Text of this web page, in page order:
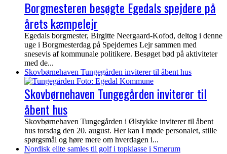
Borgmesteren besøgte Egedals spejdere på
årets kæmpelejr
Egedals borgmester, Birgitte Neergaard-Kofod, deltog i denne
uge i Borgmesterdag på Spejdernes Lejr sammen med
snesevis af kommunale politikere. Besøget bød på aktiviteter
med de...
Skovbørnehaven Tungegården inviterer til åbent hus
Skovbørnehaven Tungegården inviterer til
åbent hus
Skovbørnehaven Tungegården i Ølstykke inviterer til åbent
hus torsdag den 20. august. Her kan I møde personalet, stille
spørgsmål og høre mere om hverdagen i...
Nordisk elite samles til golf i topklasse i Smørum